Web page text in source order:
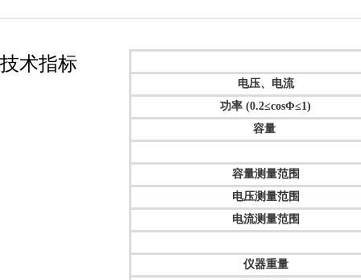
技术指标
电压、电流
功率 (0.2≤cosΦ≤1)
容量
容量测量范围
电压测量范围
电流测量范围
仪器重量